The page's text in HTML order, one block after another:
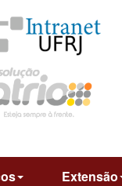
Extensão